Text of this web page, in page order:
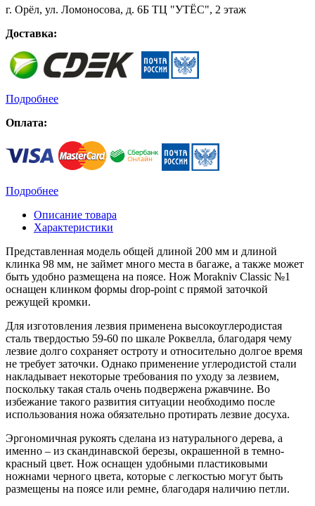
г. Орёл, ул. Ломоносова, д. 6Б ТЦ "УТЁС", 2 этаж
Доставка:
Подробнее
Оплата:
Подробнее
Описание товара
Характеристики
Представленная модель общей длиной 200 мм и длиной
клинка 98 мм, не займет много места в багаже, а также может
быть удобно размещена на поясе. Нож Morakniv Classic №1
оснащен клинком формы drop-point с прямой заточкой
режущей кромки.
Для изготовления лезвия применена высокоуглеродистая
сталь твердостью 59-60 по шкале Роквелла, благодаря чему
лезвие долго сохраняет остроту и относительно долгое время
не требует заточки. Однако применение углеродистой стали
накладывает некоторые требования по уходу за лезвием,
поскольку такая сталь очень подвержена ржавчине. Во
избежание такого развития ситуации необходимо после
использования ножа обязательно протирать лезвие досуха.
Эргономичная рукоять сделана из натурального дерева, а
именно – из скандинавской березы, окрашенной в темно-
красный цвет. Нож оснащен удобными пластиковыми
ножнами черного цвета, которые с легкостью могут быть
размещены на поясе или ремне, благодаря наличию петли.